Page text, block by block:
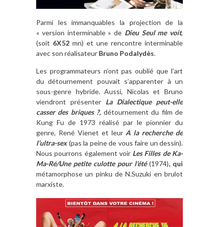
Parmi les immanquables la projection de la
« version interminable » de Dieu Seul me voit,
(soit 6X52 mn) et une rencontre interminable
avec son réalisateur Bruno Podalydès.
Les programmateurs n’ont pas oublié que l’art
du détournement pouvait s’apparenter à un
sous-genre hybride. Aussi, Nicolas et Bruno
viendront présenter La Dialectique peut-elle
casser des briques ?, détournement du film de
Kung Fu de 1973 réalisé par le pionnier du
genre, René Vienet et leurA la recherche de
l’ultra-sex(pas la peine de vous faire un dessin).
Nous pourrons également voir Les Filles de Ka-
Ma-Ré/Une petite culotte pour l’été(1974), qui
métamorphose un pinku de N.Suzuki en brulot
marxiste.